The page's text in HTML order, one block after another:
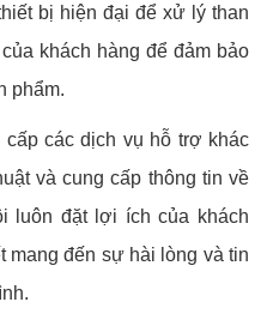
bị hiện đại để xử lý than
khách hàng để đảm bảo
phẩm.
các dịch vụ hỗ trợ khác
và cung cấp thông tin về
luôn đặt lợi ích của khách
mang đến sự hài lòng và tin